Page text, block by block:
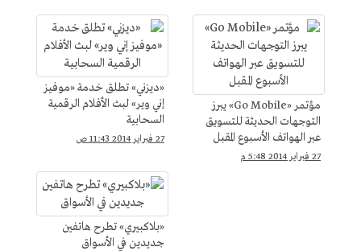
مؤتمر «Go Mobile» يبرز
التوجهات الحديثة للتسويق
عبر الهواتف الأسبوع المقبل
27 فبراير 2014 5:48 م
«ديزني» تطلق خدمة «موفيز
إني وير» لبث الأفلام الرقمية
السحابية
27 فبراير 2014 11:43 ص
«بلاكبيري» تطرح هاتفين
جديدين في الأسواق